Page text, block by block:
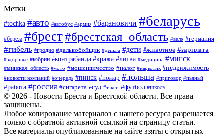
Метки
#tochka #авто #автобус #армия #барановичи #беларусь
#берёза #брест#брестская_область #вело #германия
#гибель #гродно #дальнобойщик #деньга #дети #животное #зарплата
#здоровье #кобрин #контрабанда #кража #литва #медицина #минск
#минская_область #мото #мошенничество #налог #наркотик #недвижимость
#новости компаний #очередь #пинск #пожар #польша #приговор #пьяный
#работа #россия #сигарета #суд #такси #футбол #школа
© 2026 - Новости Бреста и Брестской области. Все права
защищены.
Любое копирование материалов с нашего ресурса разрешается
только с обратной активной ссылкой на страницу статьи.
Все материалы опубликованные на сайте взяты с открытых